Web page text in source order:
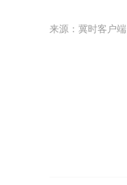
来源：冀时客户端